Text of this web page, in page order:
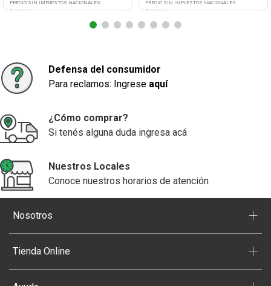
PRECIO SIN IMPUESTOS NACIONALES:
$4752,07
PRECIO SIN IMPUESTOS NACIONALES:
$3595,04
Defensa del consumidor
Para reclamos: Ingrese aquí
¿Cómo comprar?
Si tenés alguna duda ingresa acá
Nuestros Locales
Conoce nuestros horarios de atención
Nosotros +
Tienda Online +